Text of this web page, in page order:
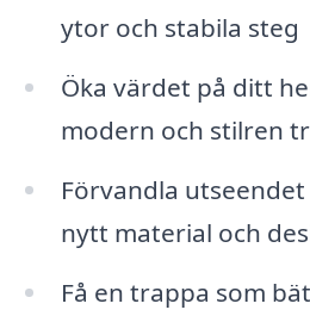
ytor och stabila steg
Öka värdet på ditt
modern och stilren
Förvandla
nytt material och
Få en trappa som